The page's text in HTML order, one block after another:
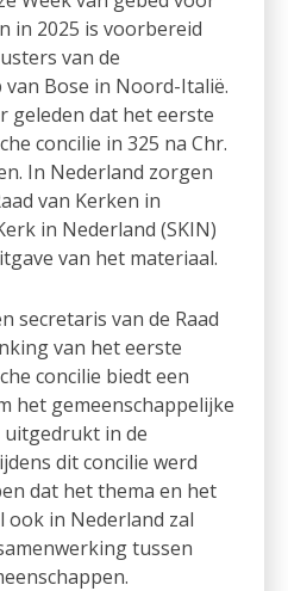
in 2025 is voorbereid
van de
Bose in Noord-Italië.
geleden dat het eerste
concilie in 325 na Chr.
In Nederland zorgen
van Kerken in
in Nederland (SKIN)
van het materiaal.
secretaris van de Raad
van het eerste
concilie biedt een
het gemeenschappelijke
in de
dit concilie werd
dat het thema en het
ook in Nederland zal
tussen